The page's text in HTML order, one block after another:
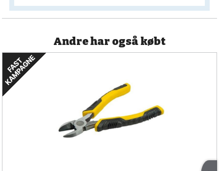
Andre har også købt